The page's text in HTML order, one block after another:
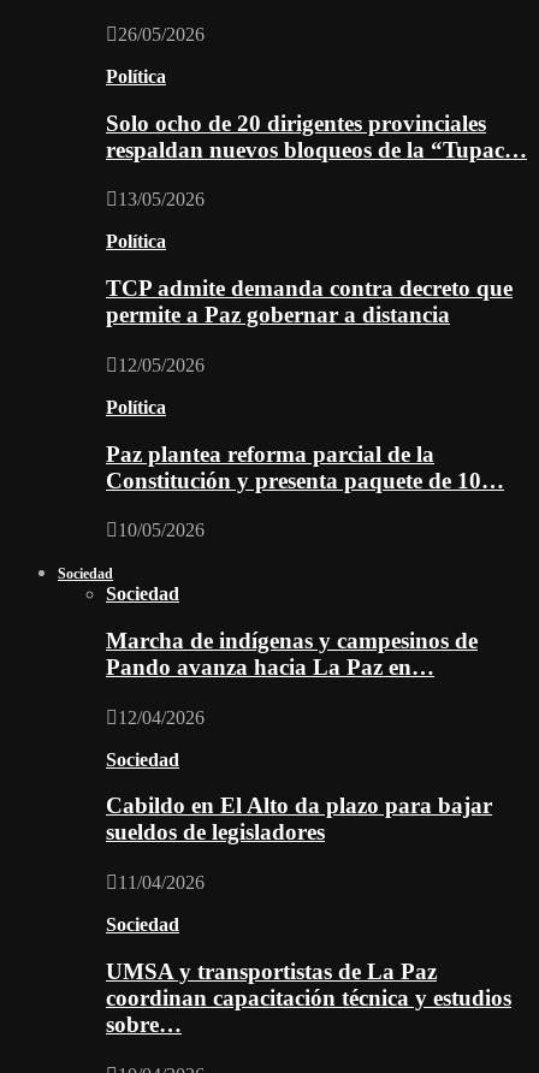
26/05/2026
Política
Solo ocho de 20 dirigentes provinciales
respaldan nuevos bloqueos de la “Tupac…
13/05/2026
Política
TCP admite demanda contra decreto que
permite a Paz gobernar a distancia
12/05/2026
Política
Paz plantea reforma parcial de la
Constitución y presenta paquete de 10…
10/05/2026
Sociedad
Sociedad
Marcha de indígenas y campesinos de
Pando avanza hacia La Paz en…
12/04/2026
Sociedad
Cabildo en El Alto da plazo para bajar
sueldos de legisladores
11/04/2026
Sociedad
UMSA y transportistas de La Paz
coordinan capacitación técnica y estudios
sobre…